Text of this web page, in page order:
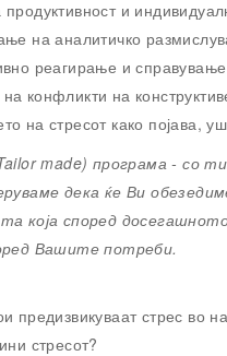
и
на аналитичко
реагирање и
конфликти на
на стресот како појава,
made) програма - со
дека ќе Ви
која според
Вашите потреби.
предизвикуваат стрес во
стресот?